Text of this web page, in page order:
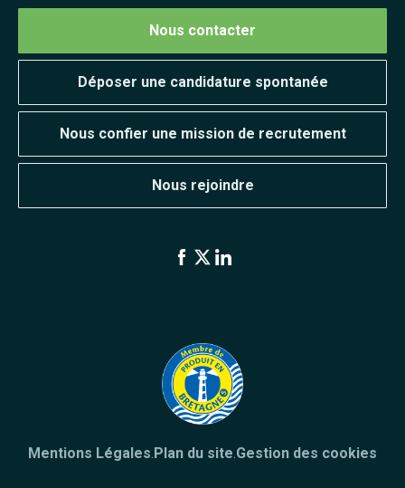
Nous contacter
Déposer une candidature spontanée
Nous confier une mission de recrutement
Nous rejoindre
Mentions Légales Plan du site Gestion des cookies